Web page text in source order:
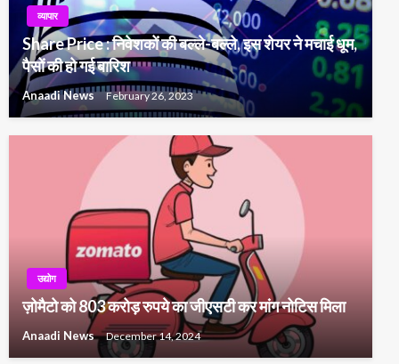
व्यापार
Share Price : निवेशकों की बल्ले-बल्ले, इस शेयर ने मचाई धूम,
पैसों की हो गई बारिश
Anaadi News February 26, 2023
उद्योग
ज़ोमैटो को 803 करोड़ रुपये का जीएसटी कर मांग नोटिस मिला
Anaadi News December 14, 2024